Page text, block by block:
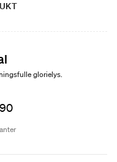
glorielys.